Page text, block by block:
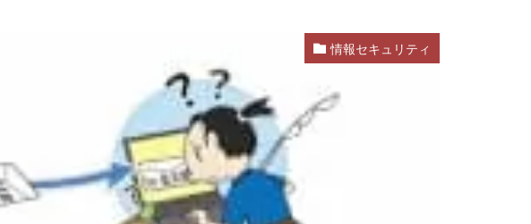
情報セキュリティ